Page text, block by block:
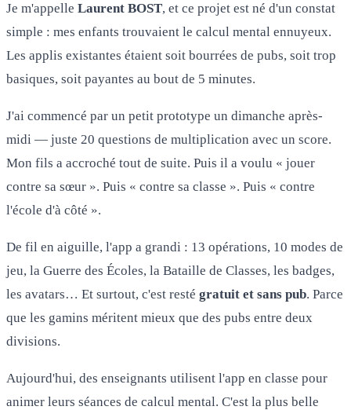
Je m'appelle Laurent BOST, et ce projet est né d'un constat
simple : mes enfants trouvaient le calcul mental ennuyeux.
Les applis existantes étaient soit bourrées de pubs, soit trop
basiques, soit payantes au bout de 5 minutes.
J'ai commencé par un petit prototype un dimanche après-
midi — juste 20 questions de multiplication avec un score.
Mon fils a accroché tout de suite. Puis il a voulu « jouer
contre sa sœur ». Puis « contre sa classe ». Puis « contre
l'école d'à côté ».
De fil en aiguille, l'app a grandi : 13 opérations, 10 modes de
jeu, la Guerre des Écoles, la Bataille de Classes, les badges,
les avatars… Et surtout, c'est resté gratuit et sans pub. Parce
que les gamins méritent mieux que des pubs entre deux
divisions.
Aujourd'hui, des enseignants utilisent l'app en classe pour
animer leurs séances de calcul mental. C'est la plus belle